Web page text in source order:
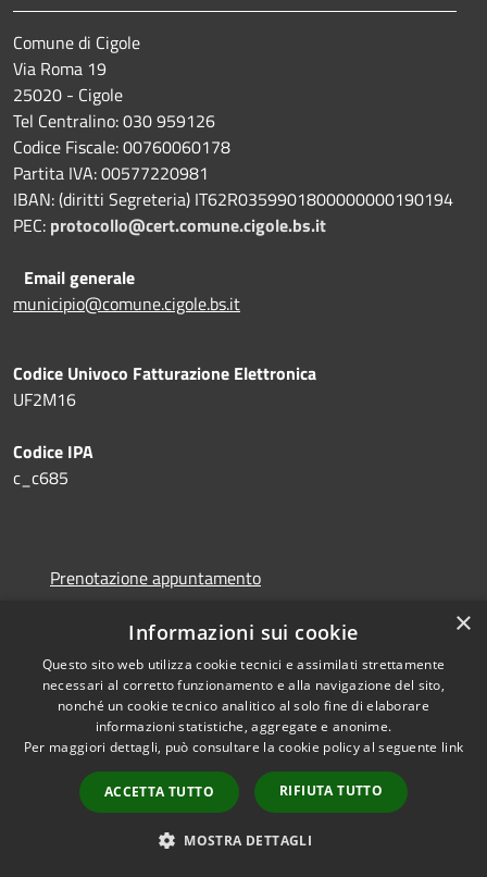
Comune di Cigole
Via Roma 19
25020 - Cigole
Tel Centralino: 030 959126
Codice Fiscale: 00760060178
Partita IVA: 00577220981
IBAN: (diritti Segreteria) IT62R0359901800000000190194
PEC: protocollo@cert.comune.cigole.bs.it
Email generale
municipio@comune.cigole.bs.it
Codice Univoco Fatturazione Elettronica
UF2M16
Codice IPA
c_c685
Prenotazione appuntamento
Leggi le FAQ
Richiesta assistenza
Amministrazione trasparente
×
Informazioni sui cookie
Questo sito web utilizza cookie tecnici e assimilati strettamente
necessari al corretto funzionamento e alla navigazione del sito,
nonché un cookie tecnico analitico al solo fine di elaborare
informazioni statistiche, aggregate e anonime.
Per maggiori dettagli, può consultare la cookie policy al seguente link
ACCETTA TUTTO RIFIUTA TUTTO
MOSTRA DETTAGLI